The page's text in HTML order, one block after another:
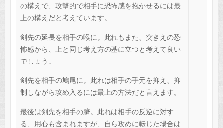
の構えで、攻撃的で相手に恐怖感を抱かせるには最
上の構えだと考えています。
剣先の延長を相手の喉に。此れもまた、突きえの恐
怖感から、上と同じ考え方の基に立つと考えて良い
でしょう。
剣先を相手の鳩尾に。此れは相手の手元を抑え、抑
制しながら攻め入るには最上の方法だと言えます。
最後は剣先を相手の臍。此れは相手の反逆に対す
る、用心も含まれますが、自ら攻めに転じた場合は